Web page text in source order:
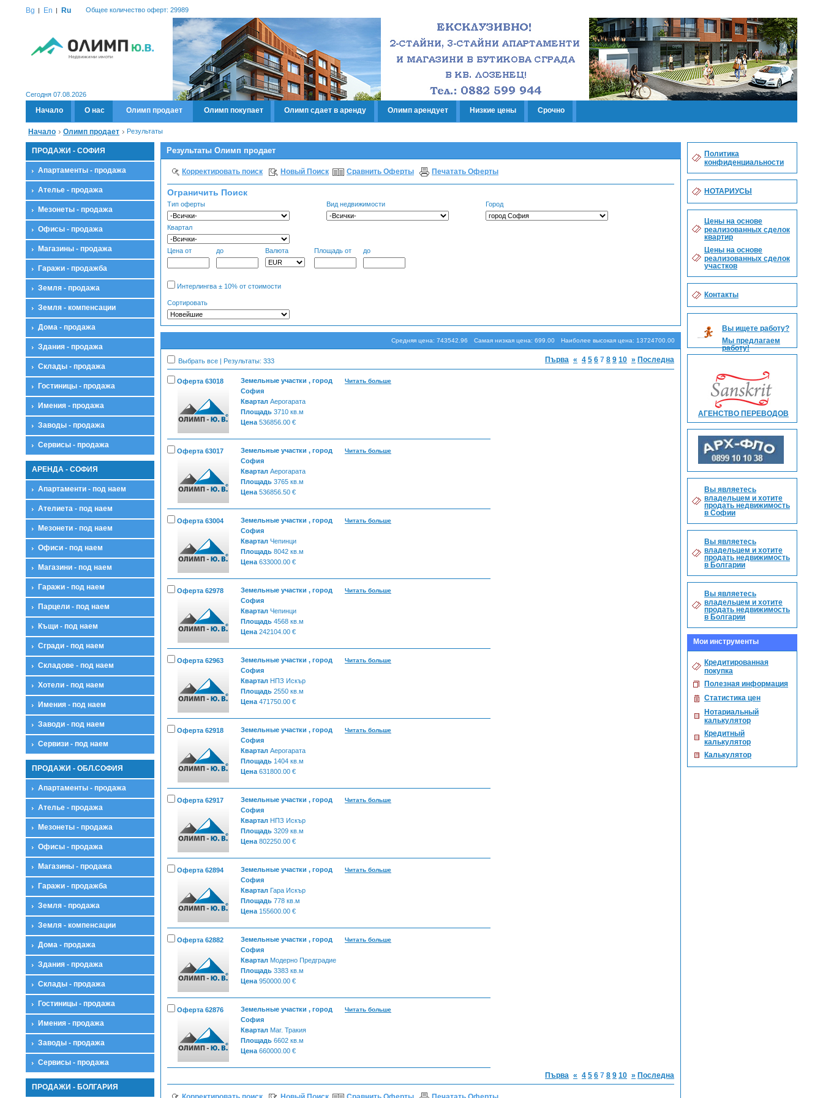
Bg En Ru Общее количество оферт: 29989
Сегодня 07.08.2026
Начало О нас Олимп продает Олимп покупает Олимп сдает в аренду Олимп арендует Низкие цены Срочно
Начало Олимп продает Результаты
ПРОДАЖИ - СОФИЯ
Апартаменты - продажа
Ателье - продажа
Мезонеты - продажа
Офисы - продажа
Магазины - продажа
Гаражи - продажба
Земля - продажа
Земля - компенсации
Дома - продажа
Здания - продажа
Склады - продажа
Гостиницы - продажа
Имения - продажа
Заводы - продажа
Сервисы - продажа
АРЕНДА - СОФИЯ
Апартаменти - под наем
Ателиета - под наем
Мезонети - под наем
Офиси - под наем
Магазини - под наем
Гаражи - под наем
Парцели - под наем
Къщи - под наем
Сгради - под наем
Складове - под наем
Хотели - под наем
Имения - под наем
Заводи - под наем
Сервизи - под наем
ПРОДАЖИ - ОБЛ.СОФИЯ
Апартаменты - продажа
Ателье - продажа
Мезонеты - продажа
Офисы - продажа
Магазины - продажа
Гаражи - продажба
Земля - продажа
Земля - компенсации
Дома - продажа
Здания - продажа
Склады - продажа
Гостиницы - продажа
Имения - продажа
Заводы - продажа
Сервисы - продажа
ПРОДАЖИ - БОЛГАРИЯ
Результаты Олимп продает
Корректировать поиск Новый Поиск Сравнить Оферты Печатать Оферты
Ограничить Поиск
Тип оферты Вид недвижимости Город
Квартал
Цена от до Валюта Площадь от до
Интерлингва ± 10% от стоимости
Сортировать
Наиболее высокая цена: 13724700.00
Самая низкая цена: 699.00
Средняя цена: 743542.96
Выбрать все | Результаты: 333 Първа « 4 5 6 7 8 9 10 » Последна
Оферта 63018
Земельные участки , город
София
Квартал Аерогарата
Площадь 3710 кв.м
Цена 536856.00 €
Читать больше
Оферта 63017
Земельные участки , город
София
Квартал Аерогарата
Площадь 3765 кв.м
Цена 536856.50 €
Читать больше
Оферта 63004
Земельные участки , город
София
Квартал Чепинци
Площадь 8042 кв.м
Цена 633000.00 €
Читать больше
Оферта 62978
Земельные участки , город
София
Квартал Чепинци
Площадь 4568 кв.м
Цена 242104.00 €
Читать больше
Оферта 62963
Земельные участки , город
София
Квартал НПЗ Искър
Площадь 2550 кв.м
Цена 471750.00 €
Читать больше
Оферта 62918
Земельные участки , город
София
Квартал Аерогарата
Площадь 1404 кв.м
Цена 631800.00 €
Читать больше
Оферта 62917
Земельные участки , город
София
Квартал НПЗ Искър
Площадь 3209 кв.м
Цена 802250.00 €
Читать больше
Оферта 62894
Земельные участки , город
София
Квартал Гара Искър
Площадь 778 кв.м
Цена 155600.00 €
Читать больше
Оферта 62882
Земельные участки , город
София
Квартал Модерно Предградие
Площадь 3383 кв.м
Цена 950000.00 €
Читать больше
Оферта 62876
Земельные участки , город
София
Квартал Маг. Тракия
Площадь 6602 кв.м
Цена 660000.00 €
Читать больше
Първа « 4 5 6 7 8 9 10 » Последна
Политика
конфиденциальности
НОТАРИУСЫ
Цены на основе
реализованных сделок
квартир
Цены на основе
реализованных сделок
участков
Контакты
Вы ищете работу?
Мы предлагаем
работу!
АГЕНСТВО ПЕРЕВОДОВ
Вы являетесь
владельцем и хотите
продать недвижимость
в Софии
Вы являетесь
владельцем и хотите
продать недвижимость
в Болгарии
Вы являетесь
владельцем и хотите
продать недвижимость
в Болгарии
Мои инструменты
Кредитированная
покупка
Полезная информация
Статистика цен
Нотариальный
калькулятор
Кредитный
калькулятор
Калькулятор